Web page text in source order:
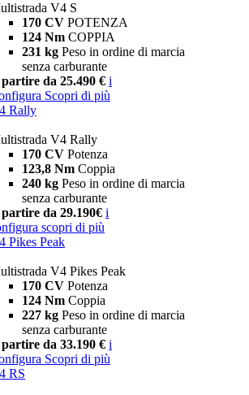
V4 S
170 CV POTENZA
124 Nm COPPIA
231 kg Peso in ordine di marcia
senza carburante
da 25.490 € i
Scopri di più
Rally
V4 Rally
170 CV Potenza
123,8 Nm Coppia
240 kg Peso in ordine di marcia
senza carburante
da 29.190€ i
scopri di più
Pikes Peak
V4 Pikes Peak
170 CV Potenza
124 Nm Coppia
227 kg Peso in ordine di marcia
senza carburante
da 33.190 € i
Scopri di più
RS